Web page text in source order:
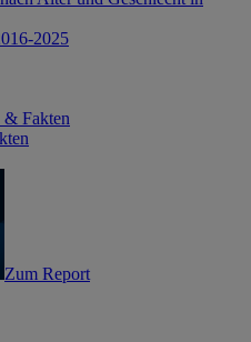
2025
& Fakten
Zum Report